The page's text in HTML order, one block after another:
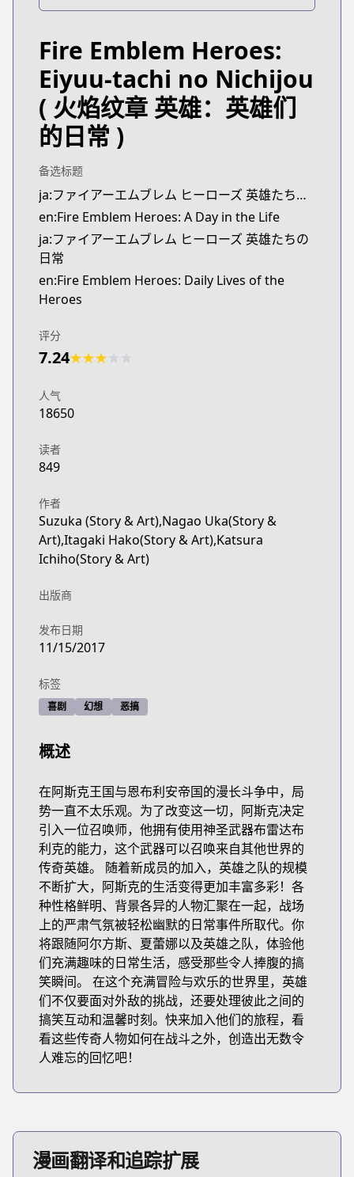
MangaUpdates
Official English
Official English
https://fire-emblem-heroes.com/en/manga
Fire Emblem Heroes:
Eiyuu-tachi no Nichijou
( 火焰纹章 英雄：英雄们
的日常 )
备选标题
ja:ファイアーエムブレム ヒーローズ 英雄たちの日常
en:Fire Emblem Heroes: A Day in the Life
ja:ファイアーエムブレム ヒーローズ 英雄たちの
日常
en:Fire Emblem Heroes: Daily Lives of the
Heroes
评分
7.24★★★
人气
18650
读者
849
作者
Suzuka (Story & Art),Nagao Uka(Story &
Art),Itagaki Hako(Story & Art),Katsura
Ichiho(Story & Art)
出版商
发布日期
11/15/2017
标签
喜剧 幻想 恶搞
概述
在阿斯克王国与恩布利安帝国的漫长斗争中，局
势一直不太乐观。为了改变这一切，阿斯克决定
引入一位召唤师，他拥有使用神圣武器布雷达布
利克的能力，这个武器可以召唤来自其他世界的
传奇英雄。 随着新成员的加入，英雄之队的规模
不断扩大，阿斯克的生活变得更加丰富多彩！各
种性格鲜明、背景各异的人物汇聚在一起，战场
上的严肃气氛被轻松幽默的日常事件所取代。你
将跟随阿尔方斯、夏蕾娜以及英雄之队，体验他
们充满趣味的日常生活，感受那些令人捧腹的搞
笑瞬间。 在这个充满冒险与欢乐的世界里，英雄
们不仅要面对外敌的挑战，还要处理彼此之间的
搞笑互动和温馨时刻。快来加入他们的旅程，看
看这些传奇人物如何在战斗之外，创造出无数令
人难忘的回忆吧！
漫画翻译和追踪扩展